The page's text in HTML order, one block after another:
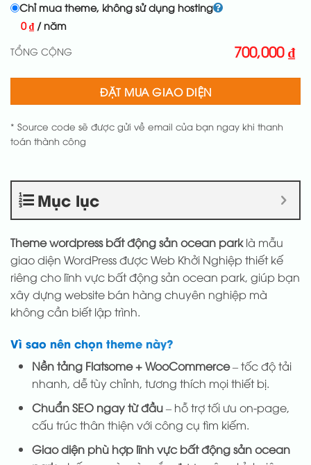
Chỉ mua theme, không sử dụng hosting
0₫ / năm
TỔNG CỘNG
700,000₫
ĐẶT MUA GIAO DIỆN
* Source code sẽ được gửi về email của bạn ngay khi thanh
toán thành công
Mục lục
Theme wordpress bất động sản ocean parklà mẫu
giao diện WordPress được Web Khởi Nghiệp thiết kế
riêng cho lĩnh vực bất động sản ocean park, giúp bạn
xây dựng website bán hàng chuyên nghiệp mà
không cần biết lập trình.
Vì sao nên chọn theme này?
Nền tảng Flatsome + WooCommerce– tốc độ tải
nhanh, dễ tùy chỉnh, tương thích mọi thiết bị.
Chuẩn SEO ngay từ đầu– hỗ trợ tối ưu on-page,
cấu trúc thân thiện với công cụ tìm kiếm.
Giao diện phù hợp lĩnh vực bất động sản ocean